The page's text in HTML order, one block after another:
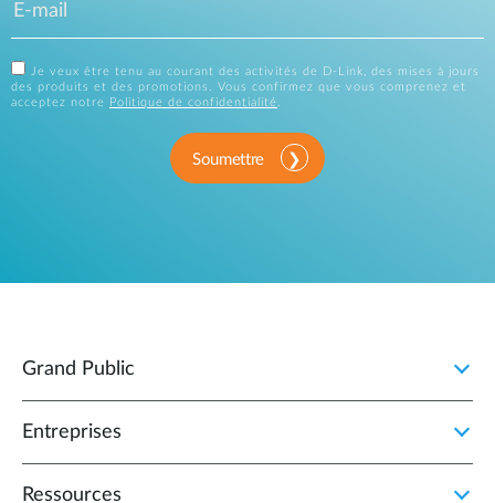
Je veux être tenu au courant des activités de D-Link, des mises à jours
des produits et des promotions. Vous confirmez que vous comprenez et
acceptez notre
Politique de confidentialité.
Soumettre
Grand Public
Entreprises
Ressources